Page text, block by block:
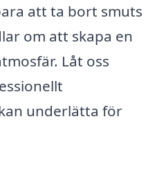
att ta bort smuts
om att skapa en
Låt oss
underlätta för